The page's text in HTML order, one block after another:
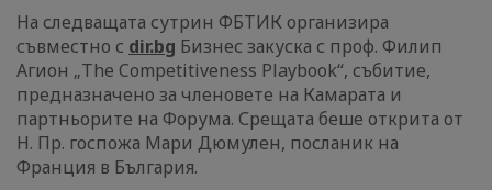
На следващата сутрин ФБТИК организира
съвместно с dir.bg Бизнес закуска с проф. Филип
Агион „The Competitiveness Playbook“, събитие,
предназначено за членовете на Камарата и
партньорите на Форума. Срещата беше открита от
Н. Пр. госпожа Мари Дюмулен, посланик на
Франция в България.